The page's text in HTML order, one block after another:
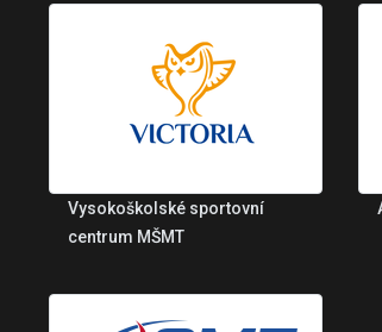
Vysokoškolské sportovní
centrum MŠMT